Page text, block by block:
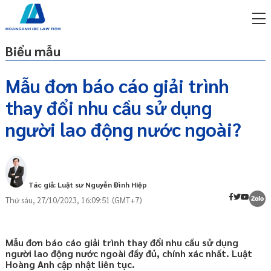
Biểu mẫu
Mẫu đơn báo cáo giải trình
thay đổi nhu cầu sử dụng
người lao động nước ngoài?
Tác giả: Luật sư Nguyễn Đình Hiệp
Thứ sáu, 27/10/2023, 16:09:51 (GMT+7)
Mẫu đơn báo cáo giải trình thay đổi nhu cầu sử dụng
người lao động nước ngoài đầy đủ, chính xác nhất. Luật
Hoàng Anh cập nhật liên tục.
Căn cứ pháp lý
Báo cáo giải trình thay đổi nhu cầu sử
dụng người lao động nước ngoài
Nộp báo cáo giải trình thay đổi nhu cầu
nhu cầu sử dụng lao động nước ngoài
Dịch vụ đăng ký thay đổi nhu cầu sử
phí qua zalo
sư trực tuyến online
ty/doanh nghiệp
gói
phí qua zalo
sư trực tuyến online
ty/doanh nghiệp
gói